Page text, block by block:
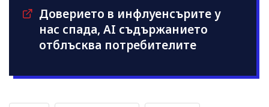
Доверието в инфлуенсърите у
нас спада, AI съдържанието
отблъсква потребителите